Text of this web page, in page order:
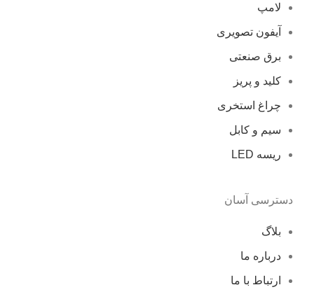
لامپ
آیفون تصویری
برق صنعتی
کلید و پریز
چراغ استخری
سیم و کابل
ریسه LED
دسترسی آسان
بلاگ
درباره ما
ارتباط با ما